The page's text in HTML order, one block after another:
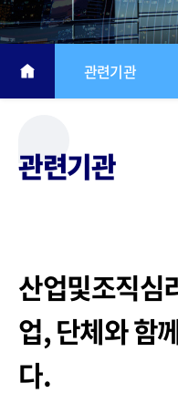
관련기관
관련기관
산업및조직심
업, 단체와 함
다.